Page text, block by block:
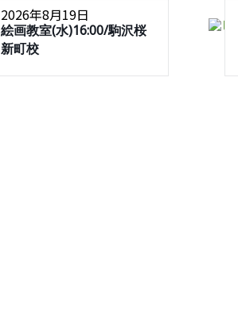
2026年8月19日
絵画教室(水)16:00/駒沢桜
新町校